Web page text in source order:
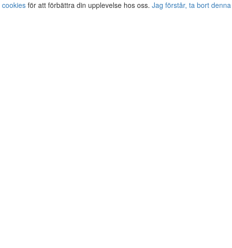
cookies för att förbättra din upplevelse hos oss. Jag förstår, ta bort